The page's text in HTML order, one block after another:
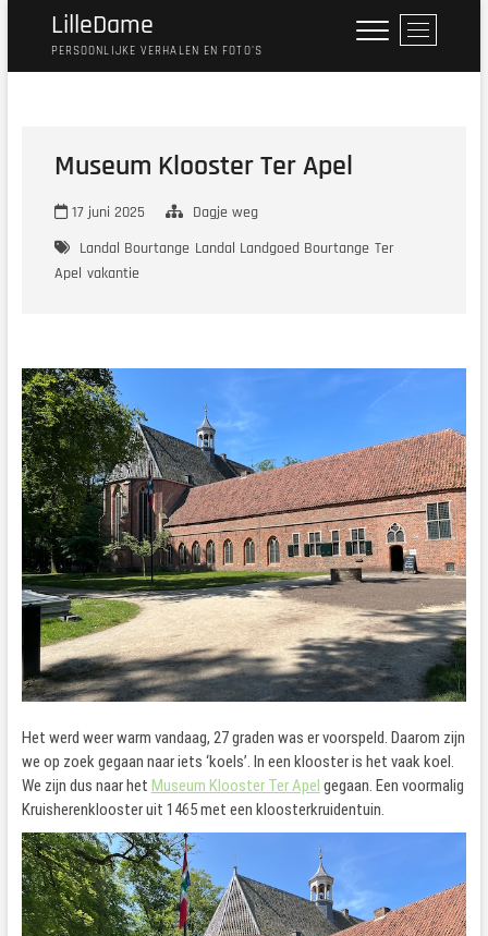
LilleDame
PERSOONLIJKE VERHALEN EN FOTO'S
M
e
n
Museum Klooster Ter Apel
17 juni 2025
Dagje weg
Landal Bourtange Landal Landgoed Bourtange Ter
Apel vakantie
Het werd weer warm vandaag, 27 graden was er voorspeld. Daarom zijn
we op zoek gegaan naar iets ‘koels’. In een klooster is het vaak koel.
We zijn dus naar het Museum Klooster Ter Apel gegaan. Een voormalig
Kruisherenklooster uit 1465 met een kloosterkruidentuin.